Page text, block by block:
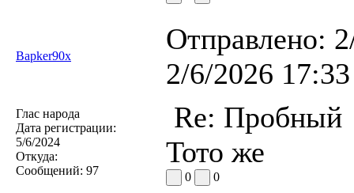
Bapker90x
Отправлено:
2/6/2026 17:33
Глас народа
Дата регистрации:
5/6/2024
Откуда:
Сообщений: 97
Re: Пробный
Тото же
0 0